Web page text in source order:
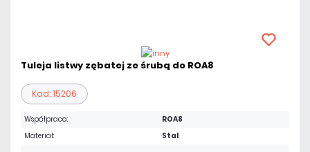
Tuleja listwy zębatej ze śrubą do ROA8
Kod: 15206
Współpraca:
ROA8
Materiał:
Stal